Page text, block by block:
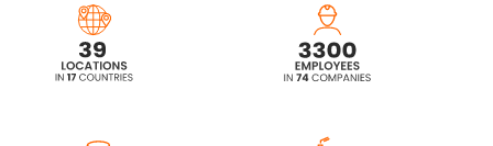
Ekoprodur® 4540W Polyurethaan systeem